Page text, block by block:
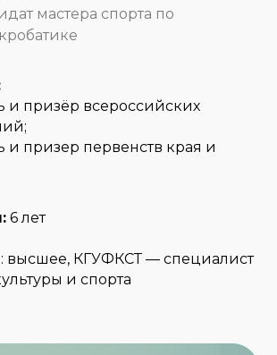
мастера спорта по
и призёр всероссийских
и призер первенств края и
6 лет
: высшее, КГУФКСТ — специалист
и спорта